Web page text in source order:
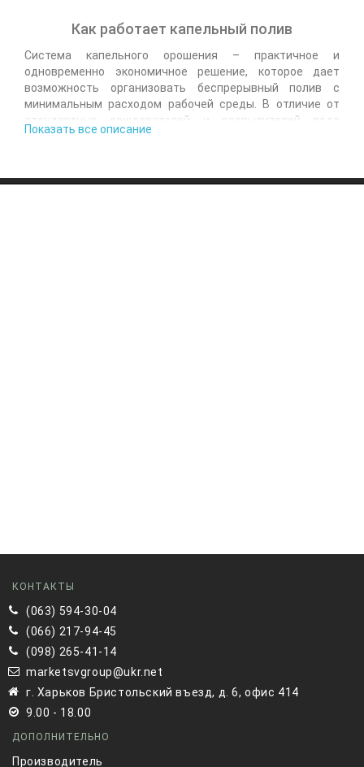
Как работает капельный полив
Система капельного орошения – практичное и
одновременно экономичное решение, которое дает
возможность организовать беспрерывный полив с
минимальным расходом рабочей среды. В отличие от
стандартных дождевателей и распылителей вода
поступает непосредственно в корневую зону порционно.
для нормального развития культур.
сможете подавать удобрения к корневой зоне, что
добавок. Дополнительный плюс – удобрения не
попадают на листья и сами ростки, сохраняя их
целостность.
уменьшают объем затраченной воды на 20-80%.
Результат – экономичное использование
комплекса и минимальные коммунальные платежи
централизованной системе.
Получение раннего урожая. В процессе подачи
Показать все описание
КОНТАКТЫ
(063) 594-30-04
(066) 217-94-45
(098) 265-41-14
marketsvgroup@ukr.net
г. Харьков Бристольский въезд, д. 6, офис 414
9.00 - 18.00
ДОПОЛНИТЕЛЬНО
Производитель